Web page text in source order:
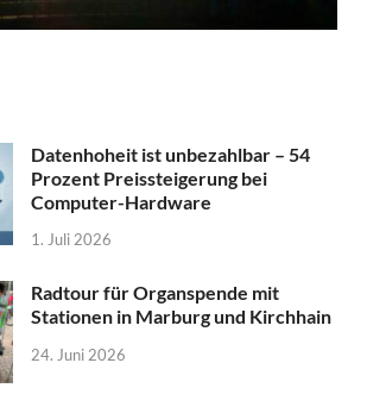
Datenhoheit ist unbezahlbar – 54
Prozent Preissteigerung bei
Computer-Hardware
1. Juli 2026
Radtour für Organspende mit
Stationen in Marburg und Kirchhain
24. Juni 2026